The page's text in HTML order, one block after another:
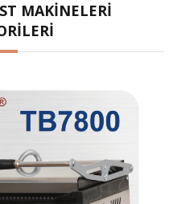
15000
MAKINELERI